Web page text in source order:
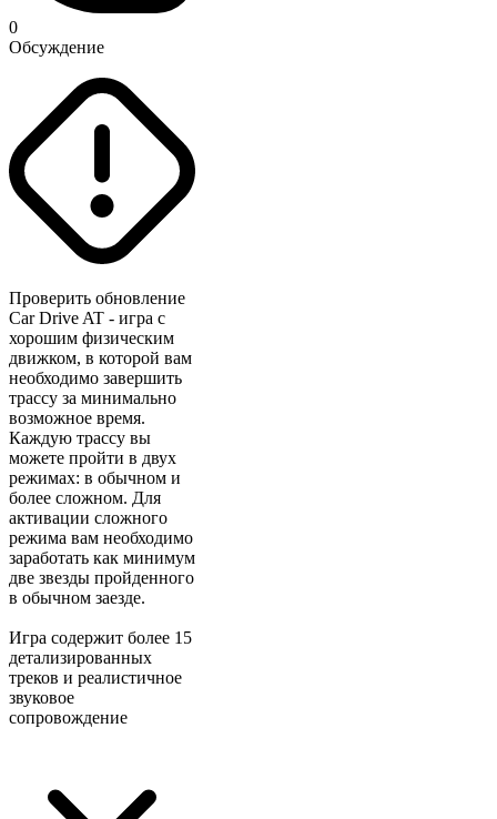
0
Обсуждение
Проверить обновление
Car Drive AT - игра с
хорошим физическим
движком, в которой вам
необходимо завершить
трассу за минимально
возможное время.
Каждую трассу вы
можете пройти в двух
режимах: в обычном и
более сложном. Для
активации сложного
режима вам необходимо
заработать как минимум
две звезды пройденного
в обычном заезде.
Игра содержит более 15
детализированных
треков и реалистичное
звуковое
сопровождение